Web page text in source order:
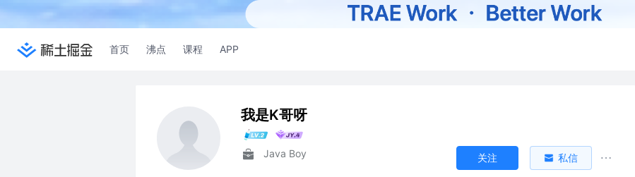
首页 沸点 课程 APP
我是K哥呀
Java Boy 关注 私信